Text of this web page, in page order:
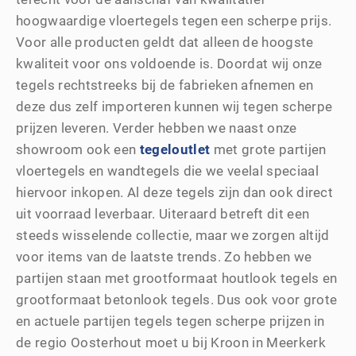
hoogwaardige vloertegels tegen een scherpe prijs.
Voor alle producten geldt dat alleen de hoogste
kwaliteit voor ons voldoende is. Doordat wij onze
tegels rechtstreeks bij de fabrieken afnemen en
deze dus zelf importeren kunnen wij tegen scherpe
prijzen leveren. Verder hebben we naast onze
showroom ook een tegeloutlet met grote partijen
vloertegels en wandtegels die we veelal speciaal
hiervoor inkopen. Al deze tegels zijn dan ook direct
uit voorraad leverbaar. Uiteraard betreft dit een
steeds wisselende collectie, maar we zorgen altijd
voor items van de laatste trends. Zo hebben we
partijen staan met grootformaat houtlook tegels en
grootformaat betonlook tegels. Dus ook voor grote
en actuele partijen tegels tegen scherpe prijzen in
de regio Oosterhout moet u bij Kroon in Meerkerk